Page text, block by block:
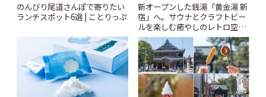
のんびり尾道さんぽで寄りたい
ランチスポット6選 | ことりっぷ
新オープンした銭湯「黄金湯 新
宿」へ。サウナとクラフトビー
ルを楽しむ癒やしのレトロ空間
| ことりっぷ